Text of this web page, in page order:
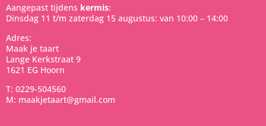
Aangepast tijdens kermis:
Dinsdag 11 t/m zaterdag 15 augustus: van 10:00 – 14:00
Adres:
Maak je taart
Lange Kerkstraat 9
1621 EG Hoorn
T: 0229-504560
M: maakjetaart@gmail.com